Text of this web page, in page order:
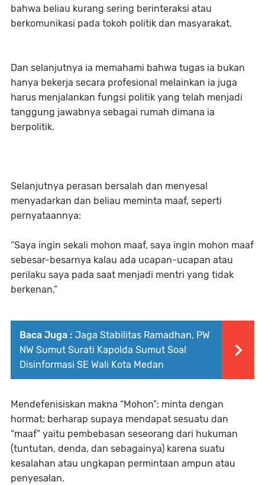
bahwa beliau kurang sering berinteraksi atau
berkomunikasi pada tokoh politik dan masyarakat.
Dan selanjutnya ia memahami bahwa tugas ia bukan
hanya bekerja secara profesional melainkan ia juga
harus menjalankan fungsi politik yang telah menjadi
tanggung jawabnya sebagai rumah dimana ia
berpolitik.
Selanjutnya perasan bersalah dan menyesal
menyadarkan dan beliau meminta maaf, seperti
pernyataannya:
“Saya ingin sekali mohon maaf, saya ingin mohon maaf
sebesar-besarnya kalau ada ucapan-ucapan atau
perilaku saya pada saat menjadi mentri yang tidak
berkenan.”
Baca Juga : Jaga Stabilitas Ramadhan, PW
NW Sumut Surati Kapolda Sumut Soal
Disinformasi SE Wali Kota Medan
Mendefenisiskan makna “Mohon”: minta dengan
hormat; berharap supaya mendapat sesuatu dan
“maaf” yaitu pembebasan seseorang dari hukuman
(tuntutan, denda, dan sebagainya) karena suatu
kesalahan atau ungkapan permintaan ampun atau
penyesalan.